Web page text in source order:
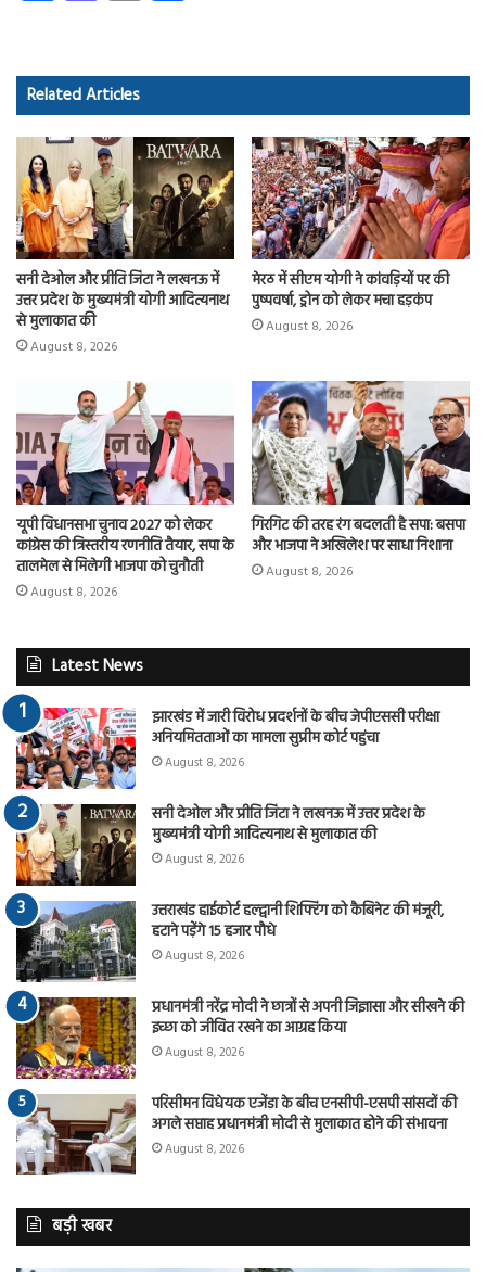
ce
o
ok
as
d
o
n
m
Related Articles
सनी देओल और प्रीति जिंटा ने लखनऊ में
उत्तर प्रदेश के मुख्यमंत्री योगी आदित्यनाथ
से मुलाकात की
August 8, 2026
मेरठ में सीएम योगी ने कांवड़ियों पर की
पुष्पवर्षा, ड्रोन को लेकर मचा हड़कंप
August 8, 2026
यूपी विधानसभा चुनाव 2027 को लेकर
कांग्रेस की त्रिस्तरीय रणनीति तैयार, सपा के
तालमेल से मिलेगी भाजपा को चुनौती
August 8, 2026
गिरगिट की तरह रंग बदलती है सपा: बसपा
और भाजपा ने अखिलेश पर साधा निशाना
August 8, 2026
Latest News
झारखंड में जारी विरोध प्रदर्शनों के बीच जेपीएससी परीक्षा
अनियमितताओं का मामला सुप्रीम कोर्ट पहुंचा
August 8, 2026
सनी देओल और प्रीति जिंटा ने लखनऊ में उत्तर प्रदेश के
मुख्यमंत्री योगी आदित्यनाथ से मुलाकात की
August 8, 2026
उत्तराखंड हाईकोर्ट हल्द्वानी शिफ्टिंग को कैबिनेट की मंजूरी,
हटाने पड़ेंगे 15 हजार पौधे
August 8, 2026
प्रधानमंत्री नरेंद्र मोदी ने छात्रों से अपनी जिज्ञासा और सीखने की
इच्छा को जीवित रखने का आग्रह किया
August 8, 2026
परिसीमन विधेयक एजेंडा के बीच एनसीपी-एसपी सांसदों की
अगले सप्ताह प्रधानमंत्री मोदी से मुलाकात होने की संभावना
August 8, 2026
बड़ी खबर